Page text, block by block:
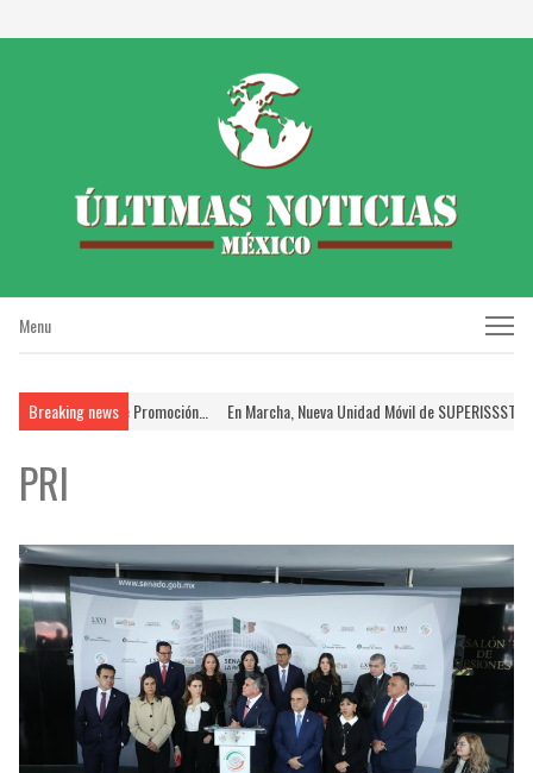
Menu
Menu
Breaking news
el Proceso de Promoción… En Marcha, Nueva Unidad Móvil de SUPERISSSTE;
PRI